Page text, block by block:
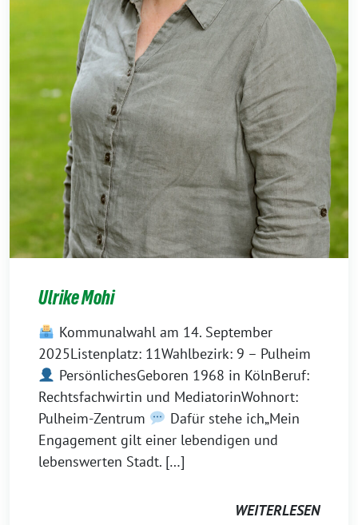
Ulrike Mohi
Kommunalwahl am 14. September
2025Listenplatz: 11Wahlbezirk: 9 – Pulheim
PersönlichesGeboren 1968 in KölnBeruf:
Rechtsfachwirtin und MediatorinWohnort:
Pulheim-Zentrum
Dafür stehe ich„Mein
Engagement gilt einer lebendigen und
lebenswerten Stadt. […]
WEITERLESEN